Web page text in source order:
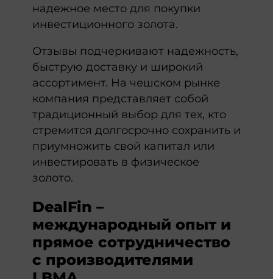
надежное место для покупки
инвестиционного золота.
Отзывы подчеркивают надежность,
быструю доставку и широкий
ассортимент. На чешском рынке
компания представляет собой
традиционный выбор для тех, кто
стремится долгосрочно сохранить и
приумножить свой капитал или
инвестировать в физическое
золото.
DealFin –
международный опыт и
прямое сотрудничество
с производителями